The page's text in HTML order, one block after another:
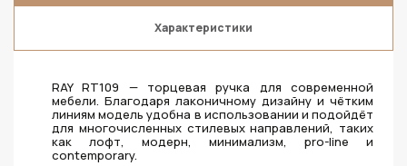
Характеристики
RAY RT109 — торцевая ручка для современной
мебели. Благодаря лаконичному дизайну и чётким
линиям модель удобна в использовании и подойдёт
для многочисленных стилевых направлений, таких
как лофт, модерн, минимализм, pro-line и
contemporary.